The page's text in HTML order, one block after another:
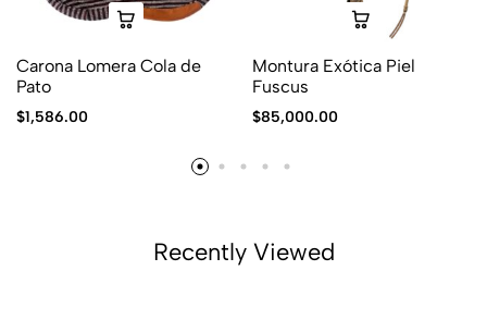
Carona Lomera Cola de
Pato
$1,586.00
Montura Exótica Piel
Fuscus
$85,000.00
Recently Viewed